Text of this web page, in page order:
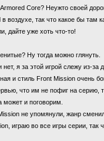
Core? Неужто своей
воздухе, так что какое бы там
дайте уже хоть что-то!
Ну тогда можно глянуть.
я за этой игрой слежу из-за
и стиль Front Mission очень
что им не пофиг на
может и поговорим.
не упомянули, жанр
играю во все игры серии, так